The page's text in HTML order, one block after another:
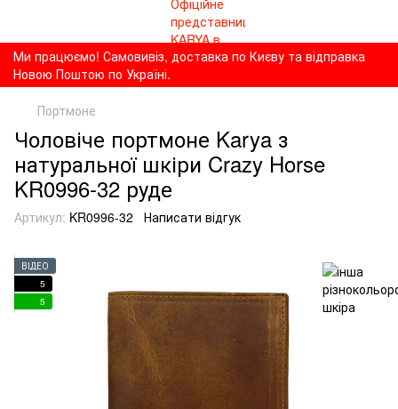
Ми працюємо! Самовивіз, доставка по Києву та відправка
Новою Поштою по Україні.
Портмоне
Чоловіче портмоне Karya з
натуральної шкіри Crazy Horse
KR0996-32 руде
Артикул: KR0996-32 Написати відгук
ВІДЕО
5
5